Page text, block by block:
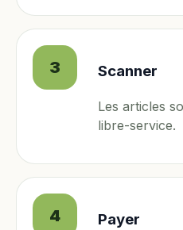
3 Scanner
Les articles
libre-service.
4 Payer